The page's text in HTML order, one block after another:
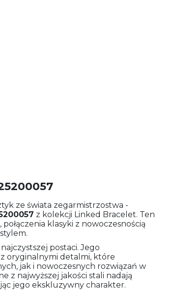
ze świata zegarmistrzostwa -
z kolekcji Linked Bracelet. Ten
klasyki z nowoczesnością
postaci. Jego
oryginalnymi detalmi, które
jak i nowoczesnych rozwiązań w
z najwyższej jakości stali nadają
jego ekskluzywny charakter.